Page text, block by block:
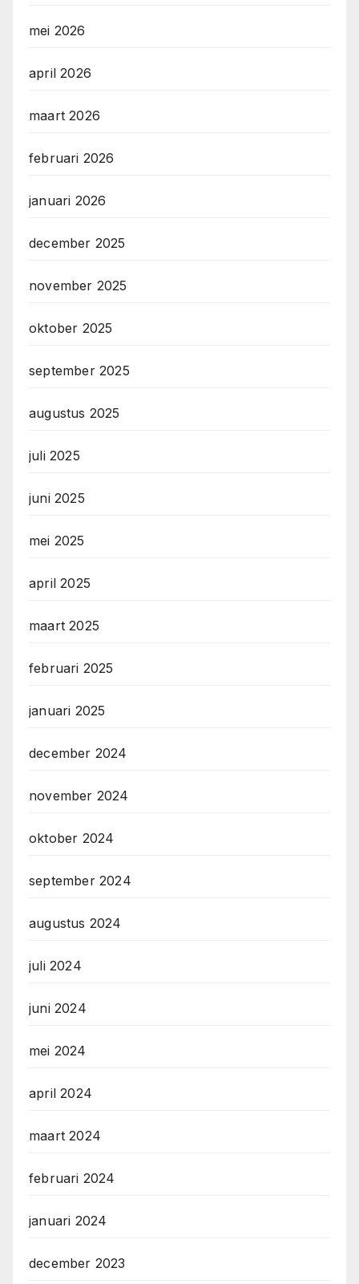
mei 2026
april 2026
maart 2026
februari 2026
januari 2026
december 2025
november 2025
oktober 2025
september 2025
augustus 2025
juli 2025
juni 2025
mei 2025
april 2025
maart 2025
februari 2025
januari 2025
december 2024
november 2024
oktober 2024
september 2024
augustus 2024
juli 2024
juni 2024
mei 2024
april 2024
maart 2024
februari 2024
januari 2024
december 2023